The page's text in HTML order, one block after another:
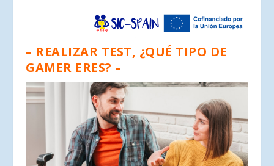
– REALIZAR TEST, ¿QUÉ TIPO DE
GAMER ERES? –